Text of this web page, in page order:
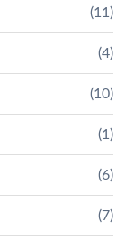
(11)
(4)
(10)
(1)
(6)
(7)